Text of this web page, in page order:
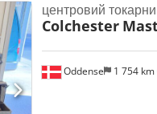
Oddense 1 754 km
центровий
Colchester